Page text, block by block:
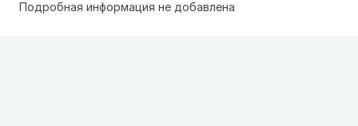
Подробная информация не добавлена